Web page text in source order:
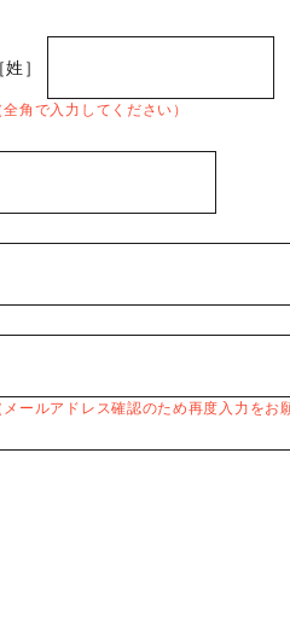
姓］
全角で入力してください）
メールアドレス確認のため再度入力をお